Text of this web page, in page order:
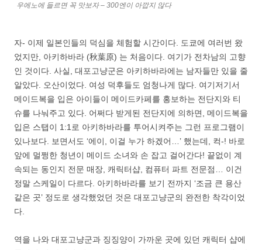
우에노에 들르면 꼭 맛보자 – 300엔이 아깝지 않다
자- 이제 일본인들의 덕심을 체험할 시간이다. 도쿄에 여러번 왔
었지만, 아키하바라 (秋葉原) 는 처음이다. 여기가 전차남의 고향
인 것이다. 사실, 대포고냥군은 아키하바라에는 남자들만 있을 줄
알았다. 오산이었다. 여성 덕후들도 엄청나게 많다. 여기저기서
메이드복을 입은 아이들이 메이드카페를 홍보하는 전단지와 티
슈를 나눠주고 있다. 어쩌다 받게된 전단지에 의하면, 메이드복을
입은 스탭이 1:1로 아키하바라를 투어시켜주는 그런 프로그램이
있나보다. 보면서도 ‘에이, 이걸 누가 하겠어…’ 했는데, 컥-! 바로
앞에 멀쩡한 청년이 메이드 소녀와 손 잡고 걸어간다! 끝없이 계
속되는 동인지 전문 매장, 캐릭터샵, 컴퓨터 파트 전문점… 이건
정말 스케일이 다르다. 아키하바라를 보기 전까지 ‘조금 큰 용산
같은 곳’ 정도로 생각했었던 것은 대포고냥군의 완전한 착각이었
다.
역을 나와 대포고냥군과 징징양이 가까운 곳에 있던 캐릭터 샵에